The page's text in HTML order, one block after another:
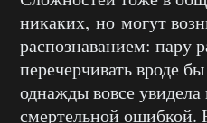
никаких, но могут
распознаванием: пару
перечерчивать вроде
однажды вовсе увидела
смертельной ошибкой.